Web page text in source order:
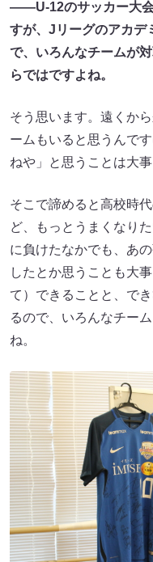
――U-12のサッカー大
すが、Jリーグのアカデ
で、いろんなチームが
らではですよね。
そう思います。遠くか
ームもいると思うんで
ねや」と思うことは大事
そこで諦めると高校時
ど、もっとうまくなり
に負けたなかでも、あ
したとか思うことも大
て）できることと、で
るので、いろんなチー
ね。